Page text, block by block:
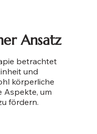
betrachtet
und
körperliche
Aspekte, um
fördern.
Ansatz